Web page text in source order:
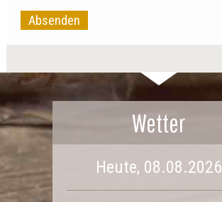
Absenden
Wetter
Heute, 08.08.2026